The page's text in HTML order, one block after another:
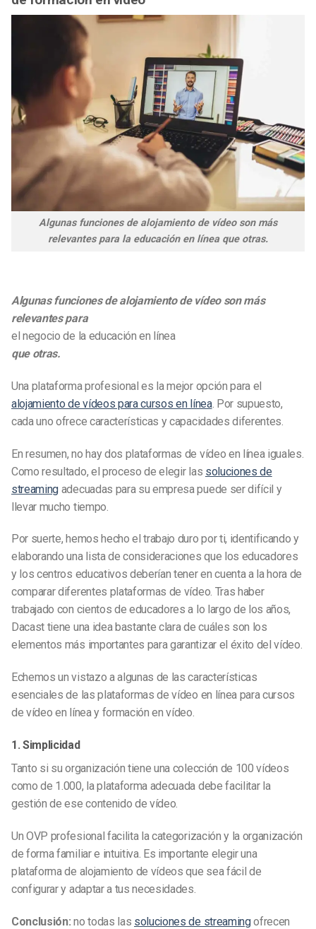
Algunas funciones de alojamiento de vídeo son más
relevantes para la educación en línea que otras.
Algunas funciones de alojamiento de vídeo son más
relevantes para
el negocio de la educación en línea
que otras.
Una plataforma profesional es la mejor opción para el
alojamiento de vídeos para cursos en línea. Por supuesto,
cada uno ofrece características y capacidades diferentes.
En resumen, no hay dos plataformas de vídeo en línea iguales.
Como resultado, el proceso de elegir las soluciones de
streaming adecuadas para su empresa puede ser difícil y
llevar mucho tiempo.
Por suerte, hemos hecho el trabajo duro por ti, identificando y
elaborando una lista de consideraciones que los educadores
y los centros educativos deberían tener en cuenta a la hora de
comparar diferentes plataformas de vídeo. Tras haber
trabajado con cientos de educadores a lo largo de los años,
Dacast tiene una idea bastante clara de cuáles son los
elementos más importantes para garantizar el éxito del vídeo.
Echemos un vistazo a algunas de las características
esenciales de las plataformas de vídeo en línea para cursos
de vídeo en línea y formación en vídeo.
1. Simplicidad
Tanto si su organización tiene una colección de 100 vídeos
como de 1.000, la plataforma adecuada debe facilitar la
gestión de ese contenido de vídeo.
Un OVP profesional facilita la categorización y la organización
de forma familiar e intuitiva. Es importante elegir una
plataforma de alojamiento de vídeos que sea fácil de
configurar y adaptar a tus necesidades.
Conclusión: no todas las soluciones de streamingofrecen